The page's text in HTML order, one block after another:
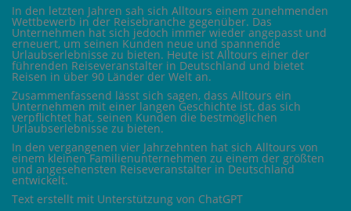
In den letzten Jahren sah sich Alltours einem zunehmenden
Wettbewerb in der Reisebranche gegenüber. Das
Unternehmen hat sich jedoch immer wieder angepasst und
erneuert, um seinen Kunden neue und spannende
Urlaubserlebnisse zu bieten. Heute ist Alltours einer der
führenden Reiseveranstalter in Deutschland und bietet
Reisen in über 90 Länder der Welt an.
Zusammenfassend lässt sich sagen, dass Alltours ein
Unternehmen mit einer langen Geschichte ist, das sich
verpflichtet hat, seinen Kunden die bestmöglichen
Urlaubserlebnisse zu bieten.
In den vergangenen vier Jahrzehnten hat sich Alltours von
einem kleinen Familienunternehmen zu einem der größten
und angesehensten Reiseveranstalter in Deutschland
entwickelt.
Text erstellt mit Unterstützung von ChatGPT